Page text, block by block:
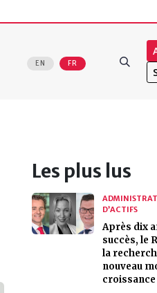
EN FR
Les plus lus
D’ACTIFS
Après dix
succès, le
la
nouveau
croissance